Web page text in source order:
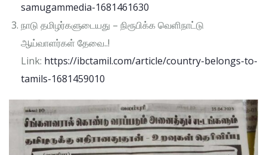
samugammedia-1681461630
நாடு தமிழர்களுடையது – நிரூபிக்க வெளிநாட்டு
ஆய்வாளர்கள் தேவை..!
Link: https://ibctamil.com/article/country-belongs-to-
tamils-1681459010